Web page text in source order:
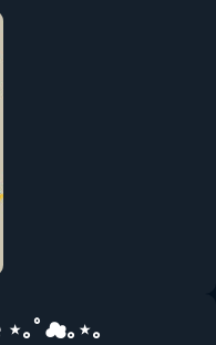
⋆｡ﾟ☁︎｡⋆｡